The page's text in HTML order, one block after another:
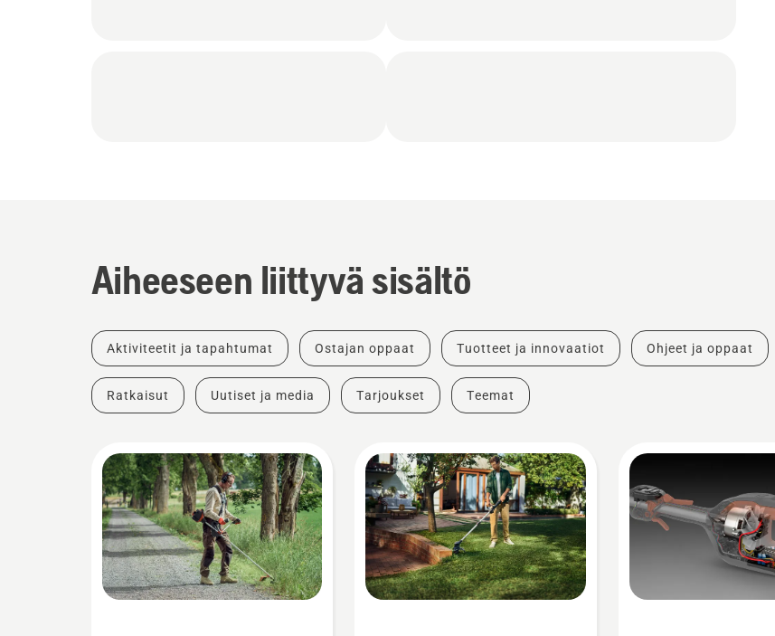
Aiheeseen liittyvä sisältö
Aktiviteetit ja tapahtumat Ostajan oppaat Tuotteet ja innovaatiot Ohjeet ja oppaat
Ratkaisut Uutiset ja media Tarjoukset Teemat